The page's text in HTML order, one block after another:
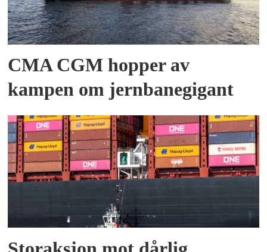
CMA CGM hopper av
kampen om jernbanegigant